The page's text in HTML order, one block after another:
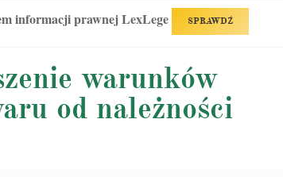
informacji prawnej LexLege SPRAWDŹ
warunków
od należności